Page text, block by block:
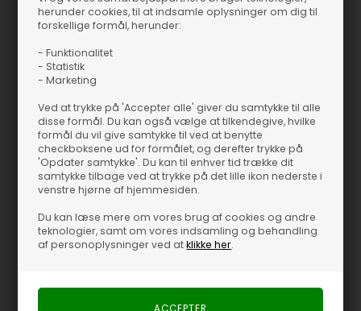
herunder cookies, til at indsamle oplysninger om dig til
forskellige formål, herunder:
- Funktionalitet
- Statistik
- Marketing
Ved at trykke på 'Accepter alle' giver du samtykke til alle
disse formål. Du kan også vælge at tilkendegive, hvilke
formål du vil give samtykke til ved at benytte
checkboksene ud for formålet, og derefter trykke på
'Opdater samtykke'. Du kan til enhver tid trække dit
samtykke tilbage ved at trykke på det lille ikon nederste i
venstre hjørne af hjemmesiden.
Du kan læse mere om vores brug af cookies og andre
teknologier, samt om vores indsamling og behandling
af personoplysninger ved atklikke her.
Produktinformation
Ea 2-Way Deep Neck T-shirt - OnlyTætsiddende bluse fra
OnlyLangærmetVendbar og kan bæres med den dybe
udskæring foran eller bagtilNormal i størrelsen
Ea 2-Way Deep Neck T-shirt - Only
Tætsiddende bluse fra Only
Langærmet
Vendbar og kan bæres med den dybe udskæring foran
eller bagtil
Normal i størrelsen
Varenummer 46309-261939 SPRAY GREEN